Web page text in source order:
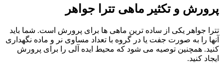
پرورش و تکثیر ماهی تترا جواهر
تترا جواهر یکی از ساده ترین ماهی ها برای پرورش است. شما باید
آنها را به صورت جفت یا در گروه با تعداد مساوی نر و ماده نگهداری
کنید. همچنین توصیه می شود که محیط ایده آلی را برای پرورش
ایجاد کنید.